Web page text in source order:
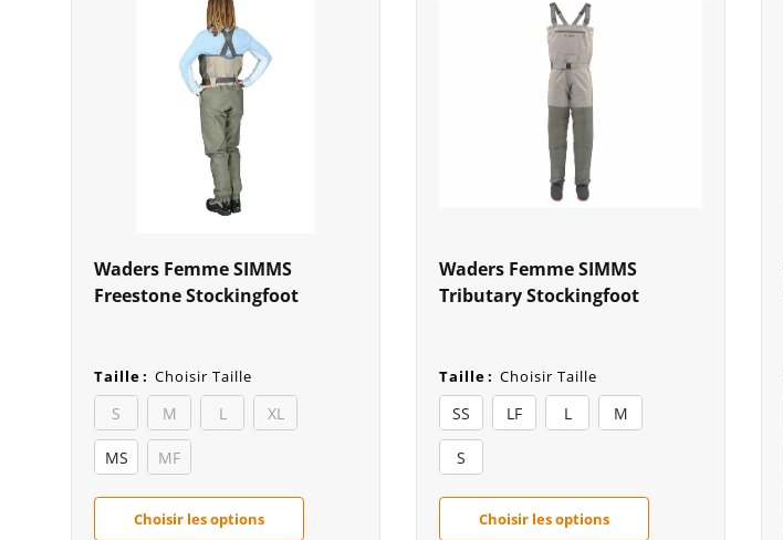
Waders Femme SIMMS
Freestone Stockingfoot
Taille: Choisir Taille
S M L XL
MS MF
Choisir les options
Waders Femme SIMMS
Tributary Stockingfoot
Taille: Choisir Taille
SS LF L M
S
Choisir les options